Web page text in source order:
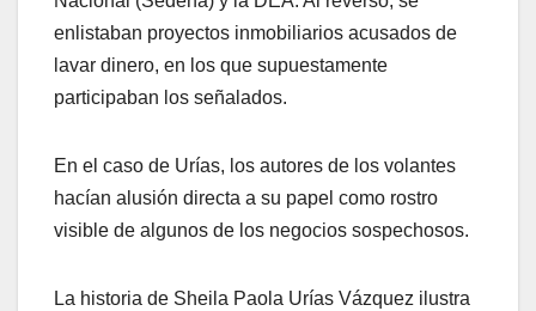
enlistaban proyectos inmobiliarios acusados de
lavar dinero, en los que supuestamente
participaban los señalados.
En el caso de Urías, los autores de los volantes
hacían alusión directa a su papel como rostro
visible de algunos de los negocios sospechosos.
La historia de Sheila Paola Urías Vázquez ilustra